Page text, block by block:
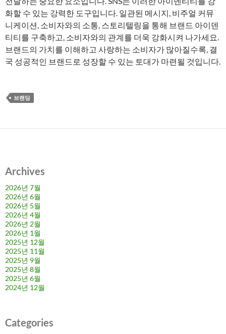
화할 수 있는 강력한 도구입니다. 일관된 메시지, 비주얼 커뮤
니케이션, 소비자와의 소통, 스토리텔링을 통해 브랜드 아이덴
티티를 구축하고, 소비자와의 관계를 더욱 강화시켜 나가세요.
브랜드의 가치를 이해하고 사랑하는 소비자가 많아질수록, 결
국 성공적인 브랜드로 성장할 수 있는 토대가 마련될 것입니다.
브랜딩
Archives
2026년 7월
2026년 6월
2026년 5월
2026년 4월
2026년 2월
2026년 1월
2025년 12월
2025년 11월
2025년 9월
2025년 8월
2025년 6월
2024년 12월
Categories